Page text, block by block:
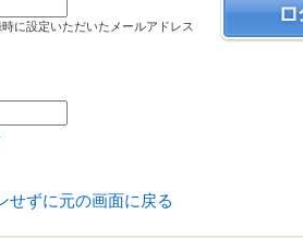
に設定いただいたメールアドレス
せずに元の画面に戻る